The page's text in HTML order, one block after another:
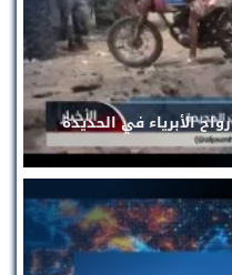
الأبرياء في الحديدة